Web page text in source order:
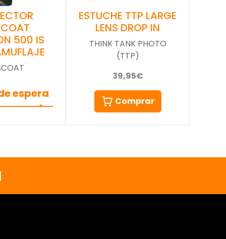
500 IS
espera
ESTUCHE TTP LARGE
LENS DROP IN
THINK TANK PHOTO
(TTP)
39,95€
Comprar